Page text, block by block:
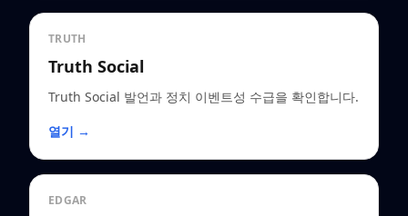
TRUTH
Truth Social
Truth Social 발언과 정치 이벤트성 수급을 확인합니다.
열기 →
EDGAR